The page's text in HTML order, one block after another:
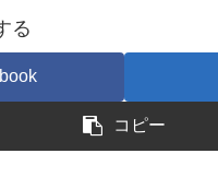
る
コピー